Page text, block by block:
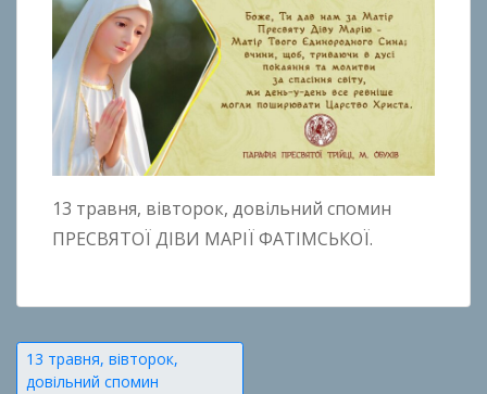
13 травня, вівторок, довільний спомин
ПРЕСВЯТОЇ ДІВИ МАРІЇ ФАТІМСЬКОЇ.
Навігація
13 травня, вівторок,
довільний спомин